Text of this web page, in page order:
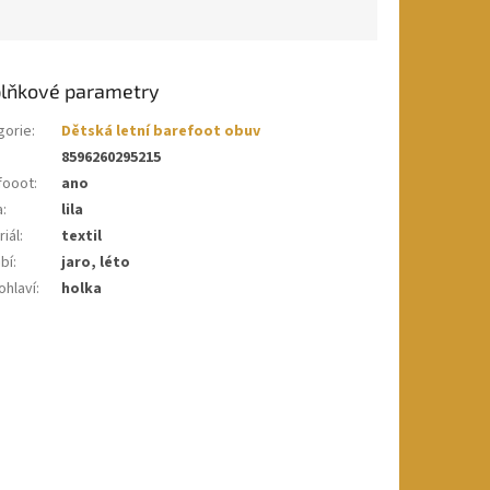
parametry
:
Dětská letní barefoot obuv
8596260295215
:
ano
:
lila
:
textil
:
jaro, léto
: holka